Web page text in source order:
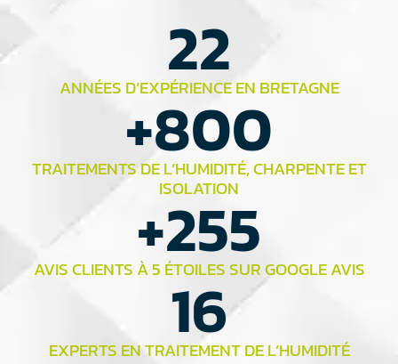
ANNÉES D’EXPÉRIENCE EN BRETAGNE
22
TRAITEMENTS DE L’HUMIDITÉ, CHARPENTE ET
ISOLATION
+800
AVIS CLIENTS À 5 ÉTOILES SUR GOOGLE AVIS
+255
EXPERTS EN TRAITEMENT DE L’HUMIDITÉ
16